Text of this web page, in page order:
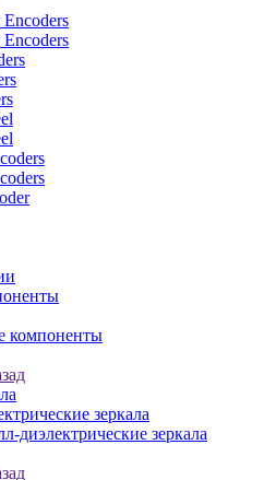
компоненты
зеркала
диэлектрические зеркала